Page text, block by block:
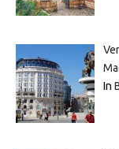
In